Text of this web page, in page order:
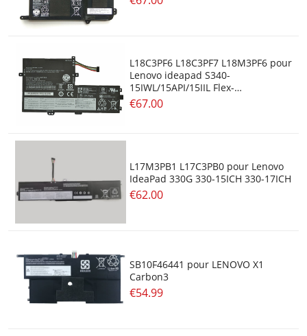
L18C3PF6 L18C3PF7 L18M3PF6 pour
Lenovo ideapad S340-
15IWL/15API/15IIL Flex-
15IWL/15IML
€67.00
L17M3PB1 L17C3PB0 pour Lenovo
IdeaPad 330G 330-15ICH 330-17ICH
€62.00
SB10F46441 pour LENOVO X1
Carbon3
€54.99